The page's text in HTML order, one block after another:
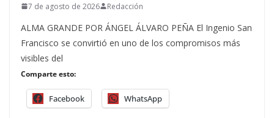
7 de agosto de 2026 Redacción
ALMA GRANDE POR ÁNGEL ÁLVARO PEÑA El Ingenio San
Francisco se convirtió en uno de los compromisos más
visibles del
Comparte esto:
Facebook WhatsApp